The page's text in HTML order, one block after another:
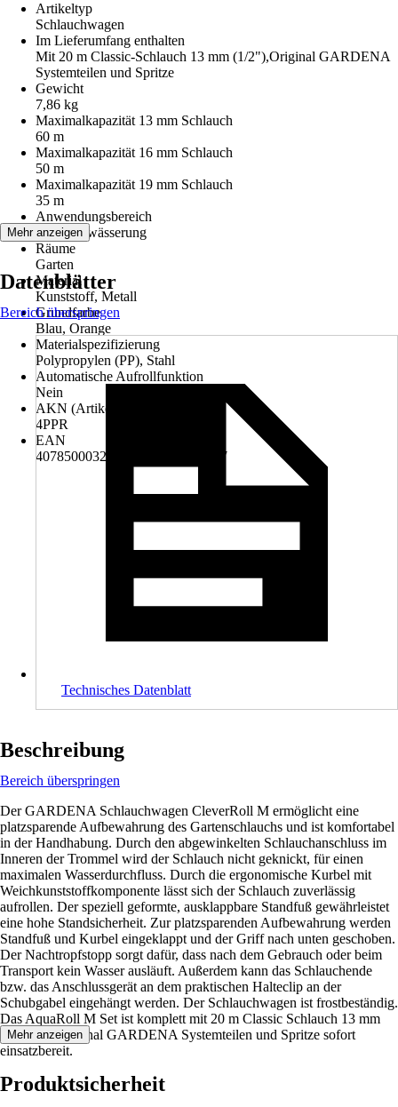
Artikeltyp
Schlauchwagen
Im Lieferumfang enthalten
Mit 20 m Classic-Schlauch 13 mm (1/2"),Original GARDENA
Systemteilen und Spritze
Gewicht
7,86 kg
Maximalkapazität 13 mm Schlauch
60 m
Maximalkapazität 16 mm Schlauch
50 m
Maximalkapazität 19 mm Schlauch
35 m
Anwendungsbereich
Gartenbewässerung
Räume
Garten
Material
Kunststoff, Metall
Grundfarbe
Blau, Orange
Materialspezifizierung
Polypropylen (PP), Stahl
Automatische Aufrollfunktion
Nein
AKN (Artikelkurznummer)
4PPR
EAN
4078500032872, 4078500034517
Mehr anzeigen
Datenblätter
Bereich überspringen
Technisches Datenblatt
Beschreibung
Bereich überspringen
Der GARDENA Schlauchwagen CleverRoll M ermöglicht eine
platzsparende Aufbewahrung des Gartenschlauchs und ist komfortabel
in der Handhabung. Durch den abgewinkelten Schlauchanschluss im
Inneren der Trommel wird der Schlauch nicht geknickt, für einen
maximalen Wasserdurchfluss. Durch die ergonomische Kurbel mit
Weichkunststoffkomponente lässt sich der Schlauch zuverlässig
aufrollen. Der speziell geformte, ausklappbare Standfuß gewährleistet
eine hohe Standsicherheit. Zur platzsparenden Aufbewahrung werden
Standfuß und Kurbel eingeklappt und der Griff nach unten geschoben.
Der Nachtropfstopp sorgt dafür, dass nach dem Gebrauch oder beim
Transport kein Wasser ausläuft. Außerdem kann das Schlauchende
bzw. das Anschlussgerät an dem praktischen Halteclip an der
Schubgabel eingehängt werden. Der Schlauchwagen ist frostbeständig.
Das AquaRoll M Set ist komplett mit 20 m Classic Schlauch 13 mm
(1/2'') mit Original GARDENA Systemteilen und Spritze sofort
einsatzbereit.
Mehr anzeigen
Produktsicherheit